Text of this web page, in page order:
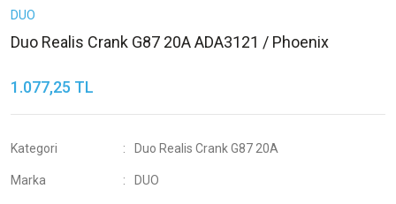
DUO
Duo Realis Crank G87 20A ADA3121 / Phoenix
1.077,25 TL
Kategori Duo Realis Crank G87 20A
Marka DUO